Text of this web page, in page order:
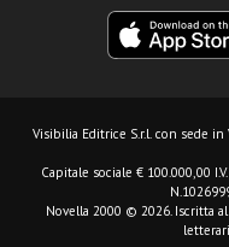
Visibilia Editrice S.r.l. con sede in
Capitale sociale € 100.000,00
Novella 2000 © 2026. Iscritta